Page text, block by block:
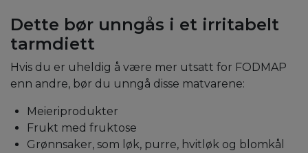
Dette bør unngås i et irritabelt
tarmdiett
Hvis du er uheldig å være mer utsatt for FODMAP
enn andre, bør du unngå disse matvarene:
Meieriprodukter
Frukt med fruktose
Grønnsaker, som løk, purre, hvitløk og blomkål